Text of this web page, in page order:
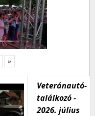
»
Veteránautó-
találkozó -
2026. július